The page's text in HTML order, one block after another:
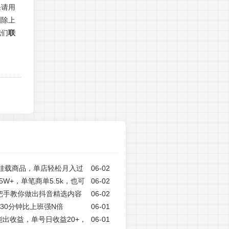
用
上
联
06-02
载商品，单店轻松月入过
06-02
，单笔商单5.5k，也可
06-02
教你做出抖音精选内容
06-01
分钟比上班强N倍
06-01
收益，单号日收益20+，